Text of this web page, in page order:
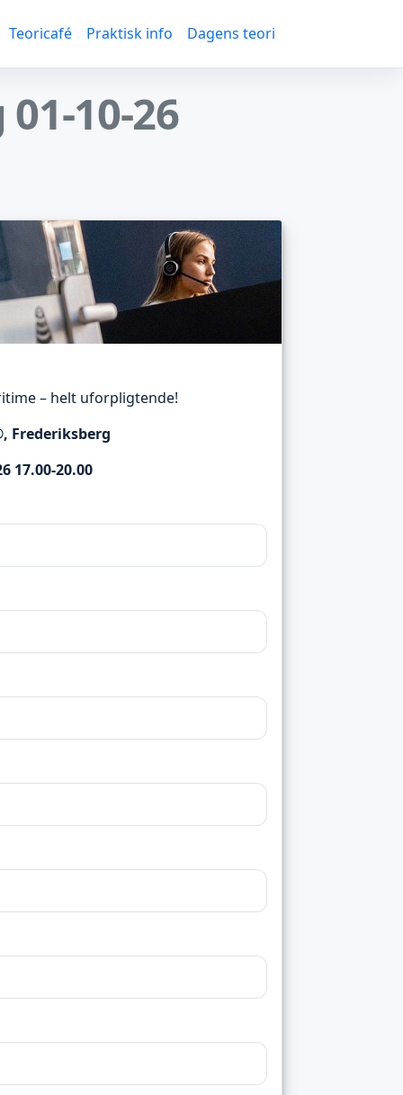
Teoricafé Praktisk info Dagens teori
10-26
– helt uforpligtende!
Frederiksberg
17.00-20.00